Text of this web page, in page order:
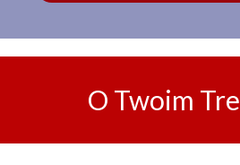
O Twoim